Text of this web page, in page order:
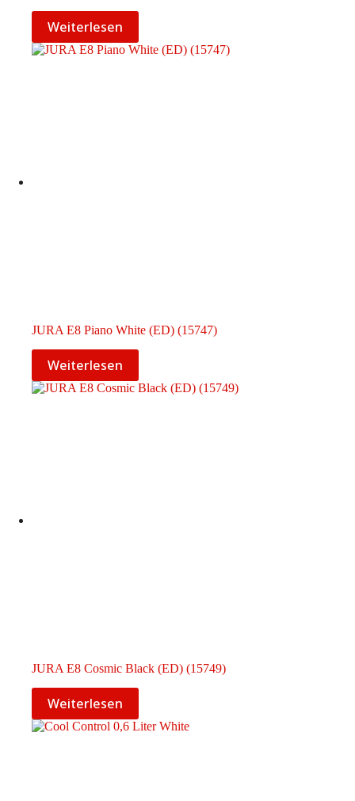
Weiterlesen
JURA E8 Piano White (ED) (15747)
Weiterlesen
JURA E8 Cosmic Black (ED) (15749)
Weiterlesen